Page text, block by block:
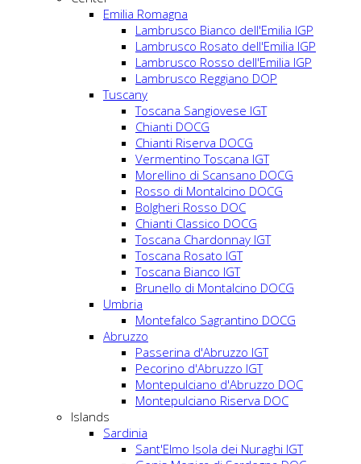
Emilia Romagna
Lambrusco Bianco dell'Emilia IGP
Lambrusco Rosato dell'Emilia IGP
Lambrusco Rosso dell'Emilia IGP
Lambrusco Reggiano DOP
Tuscany
Toscana Sangiovese IGT
Chianti DOCG
Chianti Riserva DOCG
Vermentino Toscana IGT
Morellino di Scansano DOCG
Rosso di Montalcino DOCG
Bolgheri Rosso DOC
Chianti Classico DOCG
Toscana Chardonnay IGT
Toscana Rosato IGT
Toscana Bianco IGT
Brunello di Montalcino DOCG
Umbria
Montefalco Sagrantino DOCG
Abruzzo
Passerina d'Abruzzo IGT
Pecorino d'Abruzzo IGT
Montepulciano d'Abruzzo DOC
Montepulciano Riserva DOC
Islands
Sardinia
Sant'Elmo Isola dei Nuraghi IGT